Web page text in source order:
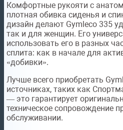
Комфортные рукояти с
плотная обивка сиденья и
дизайн делают Gymleco 335
так и для женщин. Его
использовать его в разных
сплита: как в начале для
«добивки».
Лучше всего приобретать
источниках, таких как
— это гарантирует
техническое сопровождение
обслуживании.